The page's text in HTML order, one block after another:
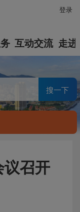
登录
互动交流 走进
搜一下
议召开